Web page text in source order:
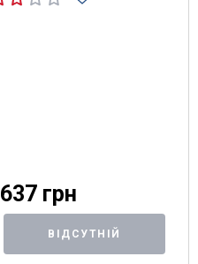
637 грн
ВІДСУТНІЙ